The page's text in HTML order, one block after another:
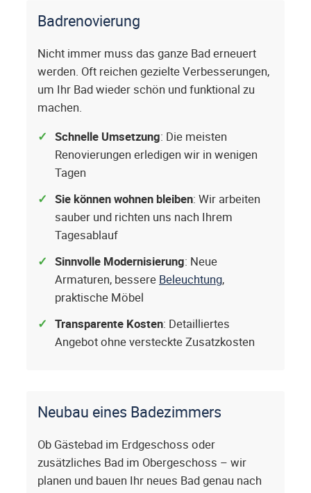
Badrenovierung
Nicht immer muss das ganze Bad erneuert
werden. Oft reichen gezielte Verbesserungen,
um Ihr Bad wieder schön und funktional zu
machen.
Schnelle Umsetzung: Die meisten
Renovierungen erledigen wir in wenigen
Tagen
Sie können wohnen bleiben: Wir arbeiten
sauber und richten uns nach Ihrem
Tagesablauf
Sinnvolle Modernisierung: Neue
Armaturen, bessere Beleuchtung,
praktische Möbel
Transparente Kosten: Detailliertes
Angebot ohne versteckte Zusatzkosten
Neubau eines Badezimmers
Ob Gästebad im Erdgeschoss oder
zusätzliches Bad im Obergeschoss – wir
planen und bauen Ihr neues Bad genau nach